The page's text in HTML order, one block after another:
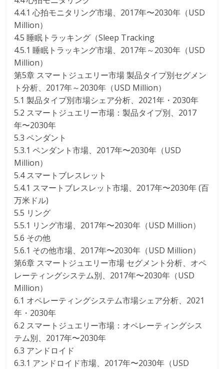
4.4.1 心拍モニタリング市場、2017年〜2030年（USD
Million）
4.5 睡眠トラッキング（Sleep Tracking
4.5.1 睡眠トラッキング市場、2017年～2030年（USD
Million）
第5章 スマートジュエリー市場 製品タイプ別セグメン
ト分析、2017年～2030年（USD Million）
5.1 製品タイプ別市場シェア分析、2021年・2030年
5.2 スマートジュエリー市場：製品タイプ別、2017
年〜2030年
5.3 ペンダント
5.3.1 ペンダント市場、2017年〜2030年（USD
Million）
5.4 スマートブレスレット
5.4.1 スマートブレスレット市場、2017年〜2030年 (百
万米ドル)
5.5 リング
5.5.1 リング市場、2017年〜2030年（USD Million）
5.6 その他
5.6.1 その他市場、2017年〜2030年（USD Million）
第6章 スマートジュエリー市場 セグメント分析、オペ
レーティングシステム別、2017年〜2030年（USD
Million）
6.1 オペレーティングシステム市場シェア分析、2021
年・2030年
6.2 スマートジュエリー市場：オペレーティングシス
テム別、2017年〜2030年
6.3 アンドロイド
6.3.1 アンドロイド市場、2017年〜2030年（USD